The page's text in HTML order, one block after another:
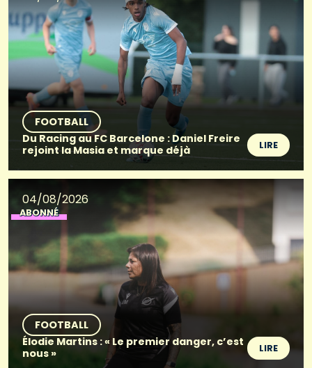
FOOTBALL
Du Racing au FC Barcelone : Daniel Freire
rejoint la Masia et marque déjà
LIRE
04/08/2026
ABONNÉ
FOOTBALL
Élodie Martins : « Le premier danger, c’est
nous »
LIRE